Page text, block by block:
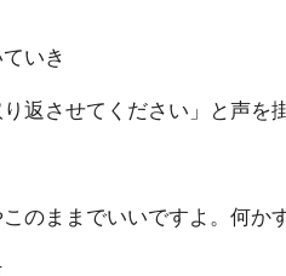
いき
返させてください」と声を
のままでいいですよ。何か